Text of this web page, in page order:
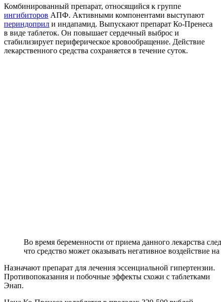
Комбинированный препарат, относящийся к группе
ингибиторов АПФ. Активными компонентами выступают
периндоприл и индапамид. Выпускают препарат Ко-Пренеса
в виде таблеток. Он повышает сердечный выброс и
стабилизирует периферическое кровообращение. Действие
лекарственного средства сохраняется в течение суток.
Во время беременности от приема данного лекарства
что средство может оказывать негативное воздействие
Назначают препарат для лечения эссенциальной гипертензии.
Противопоказания и побочные эффекты схожи с таблетками
Энап.